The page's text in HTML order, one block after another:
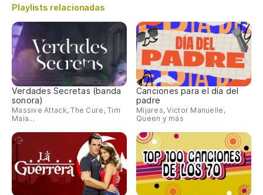
Playlists relacionadas
Verdades Secretas (banda
sonora)
Massive Attack, The Cure, Tim
Maia...
Canciones para el día del
padre
Mijares, Victor Manuelle,
Queen y más